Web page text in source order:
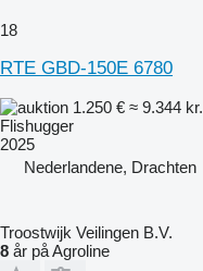
18
RTE GBD-150E 6780
1.250 € ≈ 9.344 kr.
Flishugger
2025
Nederlandene, Drachten
Troostwijk Veilingen B.V.
8 år på Agroline